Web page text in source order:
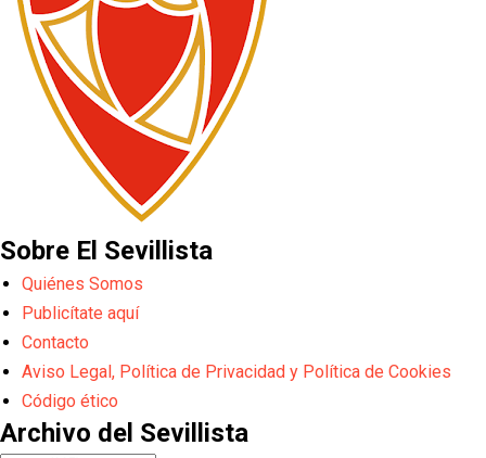
Sobre El Sevillista
Quiénes Somos
Publicítate aquí
Contacto
Aviso Legal, Política de Privacidad y Política de Cookies
Código ético
Archivo del Sevillista